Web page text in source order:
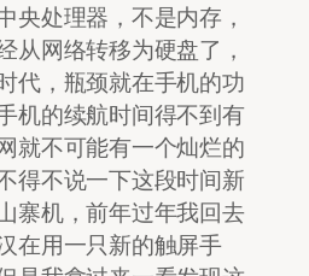
央处理器，不是内存，
从网络转移为硬盘了，
代，瓶颈就在手机的功
机的续航时间得不到有
就不可能有一个灿烂的
得不说一下这段时间新
寨机，前年过年我回去
在用一只新的触屏手